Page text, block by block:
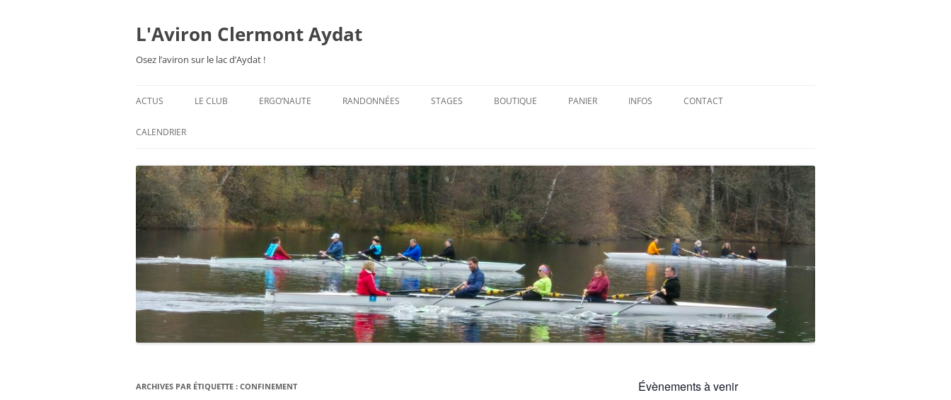
L'Aviron Clermont Aydat
Osez l’aviron sur le lac d’Aydat !
ACTUS LE CLUB
ESPACE ADHÉSION
TARIFS 2026-27
ERGO’NAUTE RANDONNÉES STAGES BOUTIQUE PANIER INFOS
RÉGLEMENT INTÉRIEUR
RÉGLEMENT DE LA FFA
MENTIONS LÉGALES
PARTENAIRES
CONTACT
CALENDRIER
ARCHIVES PAR ÉTIQUETTE : CONFINEMENT Évènements à venir